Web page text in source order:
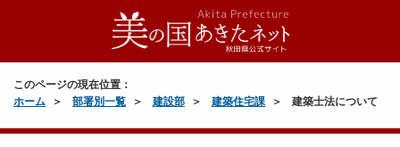
このページの現在位置：
ホーム
部署別一覧 建設部 建築住宅課 建築士法について